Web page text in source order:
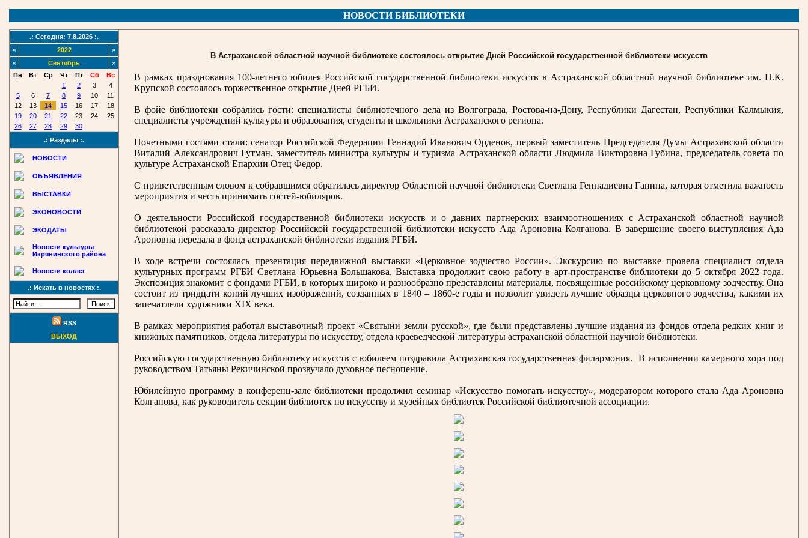
НОВОСТИ БИБЛИОТЕКИ
.: Сегодня: 7.8.2026 :.
«
2022
»
«
Сентябрь
»
Пн
Вт Ср Чт Пт Сб
Вс
1
2 3
4
5
6 7 8 9 10
11
12
13 14 15 16 17
18
19
20 21 22 23 24
25
26
27 28 29
30
.: Разделы :.
НОВОСТИ
ОБЪЯВЛЕНИЯ
ВЫСТАВКИ
ЭКОНОВОСТИ
ЭКОДАТЫ
Новости культуры
Икрянинского района
Новости коллег
.: Искать в новостях :.
RSS
ВЫХОД
В Астраханской областной научной библиотеке состоялось открытие Дней Российской государственной библиотеки искусств
В рамках празднования 100-летнего юбилея Российской государственной библиотеки искусств в Астраханской областной научной библиотеке им. Н.К.
Крупской состоялось торжественное открытие Дней РГБИ.
В фойе библиотеки собрались гости: специалисты библиотечного дела из Волгограда, Ростова-на-Дону, Республики Дагестан, Республики Калмыкия,
специалисты учреждений культуры и образования, студенты и школьники Астраханского региона.
Почетными гостями стали: сенатор Российской Федерации Геннадий Иванович Орденов, первый заместитель Председателя Думы Астраханской области
Виталий Александрович Гутман, заместитель министра культуры и туризма Астраханской области Людмила Викторовна Губина, председатель совета по
культуре Астраханской Епархии Отец Федор.
С приветственным словом к собравшимся обратилась директор Областной научной библиотеки Светлана Геннадиевна Ганина, которая отметила важность
мероприятия и честь принимать гостей-юбиляров.
О деятельности Российской государственной библиотеки искусств и о давних партнерских взаимоотношениях с Астраханской областной научной
библиотекой рассказала директор Российской государственной библиотеки искусств Ада Ароновна Колганова. В завершение своего выступления Ада
Ароновна передала в фонд астраханской библиотеки издания РГБИ.
В ходе встречи состоялась презентация передвижной выставки «Церковное зодчество России». Экскурсию по выставке провела специалист отдела
культурных программ РГБИ Светлана Юрьевна Большакова. Выставка продолжит свою работу в арт-пространстве библиотеки до 5 октября 2022 года.
Экспозиция знакомит с фондами РГБИ, в которых широко и разнообразно представлены материалы, посвященные российскому церковному зодчеству. Она
состоит из тридцати копий лучших изображений, созданных в 1840 – 1860-е годы и позволит увидеть лучшие образцы церковного зодчества, какими их
запечатлели художники XIX века.
В рамках мероприятия работал выставочный проект «Святыни земли русской», где были представлены лучшие издания из фондов отдела редких книг и
книжных памятников, отдела литературы по искусству, отдела краеведческой литературы астраханской областной научной библиотеки.
Российскую государственную библиотеку искусств с юбилеем поздравила Астраханская государственная филармония. В исполнении камерного хора под
руководством Татьяны Рекичинской прозвучало духовное песнопение.
Юбилейную программу в конференц-зале библиотеки продолжил семинар «Искусство помогать искусству», модератором которого стала Ада Ароновна
Колганова, как руководитель секции библиотек по искусству и музейных библиотек Российской библиотечной ассоциации.